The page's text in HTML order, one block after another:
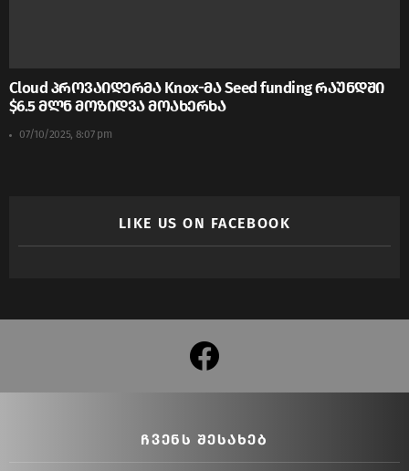
Cloud პროვაიდერმა Knox-მა Seed funding რაუნდში
$6.5 მლნ მოზიდვა მოახერხა
07/10/2025, 8:07 pm
LIKE US ON FACEBOOK
facebook
ᲩᲕᲔᲜᲡ ᲨᲔᲡᲐᲮᲔᲑ